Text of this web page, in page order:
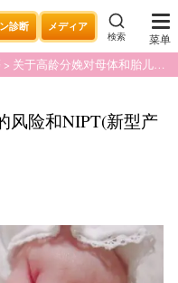
診断 メディア
検索 菜单
关于高龄分娩对母体和胎儿的风险和NIPT(新型产前诊断)【医生监修】
风险和NIPT(新型产